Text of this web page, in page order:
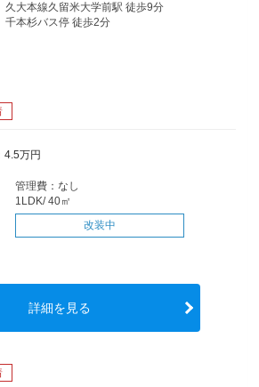
久大本線久留米大学前駅 徒歩9分
千本杉バス停 徒歩2分
4.5万円
管理費：なし
1LDK/ 40㎡
改装中
詳細を見る